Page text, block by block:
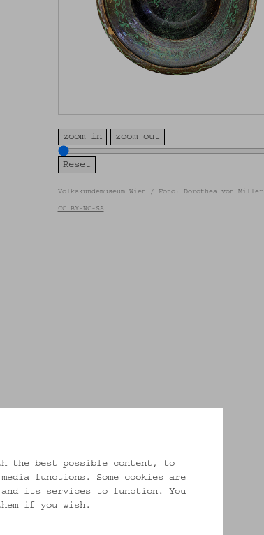
zoom in zoom out
Volkskundemuseum Wien / Foto: Dorothea von Miller
CC BY-NC-SA
the best possible content, to
functions. Some cookies are
and its services to function. You
if you wish.